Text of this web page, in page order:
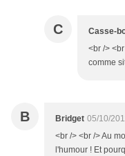
C Casse-
<br />
comme
B Bridget 05/10/
<br /> <br /> Au
l'humour ! Et